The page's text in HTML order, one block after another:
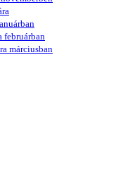
februárban
márciusban